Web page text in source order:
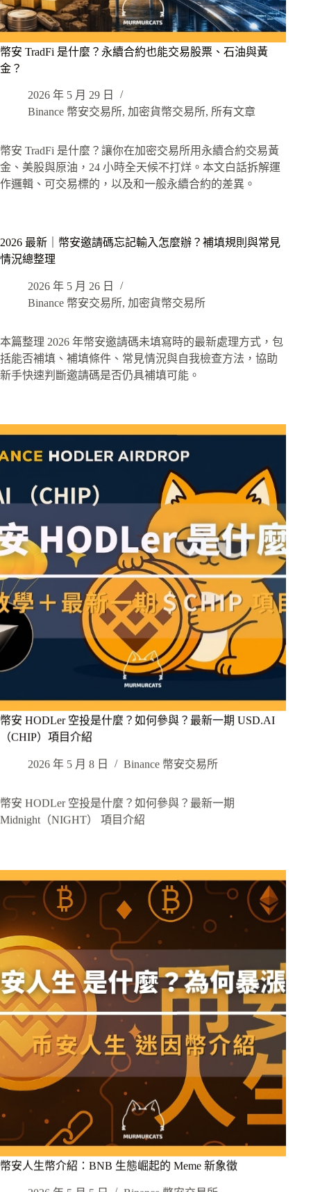
幣安 TradFi 是什麼？永續合約也能交易股票、石油與黃
金？
2026 年 5 月 29 日
Binance 幣安交易所, 加密貨幣交易所, 所有文章
幣安 TradFi 是什麼？讓你在加密交易所用永續合約交易黃
金、美股與原油，24 小時全天候不打烊。本文白話拆解運
作邏輯、可交易標的，以及和一般永續合約的差異。
2026 最新｜幣安邀請碼忘記輸入怎麼辦？補填規則與常見
情況總整理
2026 年 5 月 26 日
Binance 幣安交易所, 加密貨幣交易所
本篇整理 2026 年幣安邀請碼未填寫時的最新處理方式，包
括能否補填、補填條件、常見情況與自我檢查方法，協助
新手快速判斷邀請碼是否仍具補填可能。
幣安 HODLer 空投是什麼？如何參與？最新一期 USD.AI
（CHIP）項目介紹
2026 年 5 月 8 日 Binance 幣安交易所
幣安 HODLer 空投是什麼？如何參與？最新一期
Midnight（NIGHT） 項目介紹
幣安人生幣介紹：BNB 生態崛起的 Meme 新象徵